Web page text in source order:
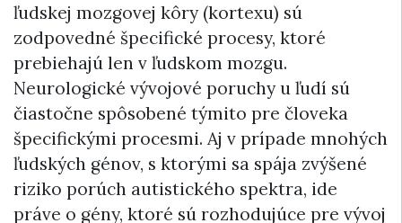
ľudskej mozgovej kôry (kortexu) sú
zodpovedné špecifické procesy, ktoré
prebiehajú len v ľudskom mozgu.
Neurologické vývojové poruchy u ľudí sú
čiastočne spôsobené týmito pre človeka
špecifickými procesmi. Aj v prípade mnohých
ľudských génov, s ktorými sa spája zvýšené
riziko porúch autistického spektra, ide
práve o gény, ktoré sú rozhodujúce pre vývoj